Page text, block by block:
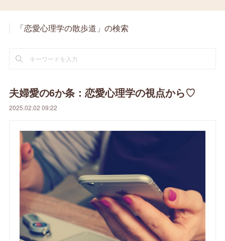
「恋愛心理学の散歩道」の検索
夫婦愛の6か条：恋愛心理学の視点から♡
2025.02.02 09:22